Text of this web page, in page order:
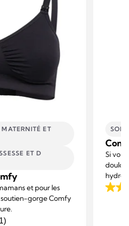
ET
ET D
et pour les
gorge Comfy
SOIN
Si
4.4